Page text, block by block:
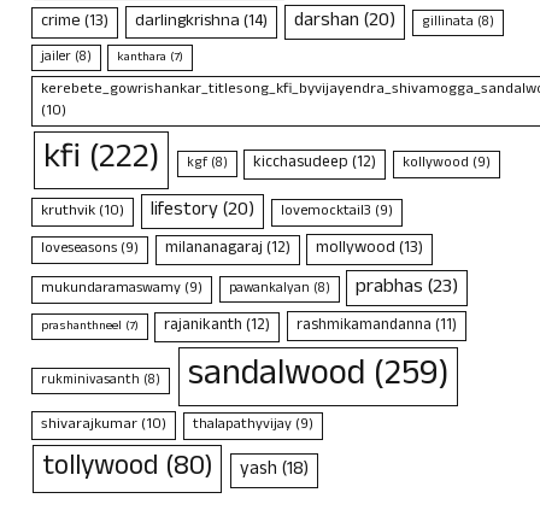
crime(13) darlingkrishna(14) darshan(20) gillinata (8)
jailer (8) kanthara (7)
(10)
kfi (222) kgf(8) kicchasudeep(12) kollywood (9)
kruthvik(10) lifestory(20) lovemocktail3 (9)
loveseasons (9) milananagaraj(12) mollywood(13)
mukundaramaswamy (9) pawankalyan (8) prabhas(23)
prashanthneel (7) rajanikanth(12) rashmikamandanna(11)
rukminivasanth (8) sandalwood (259)
shivarajkumar(10) thalapathyvijay(9)
tollywood (80) yash(18)